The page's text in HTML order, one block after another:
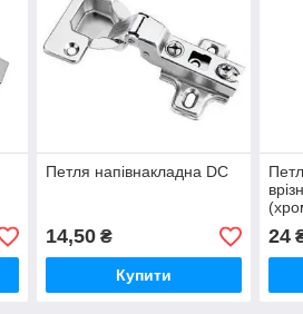
Петля напівнакладна DC
14,50₴
Купити
24